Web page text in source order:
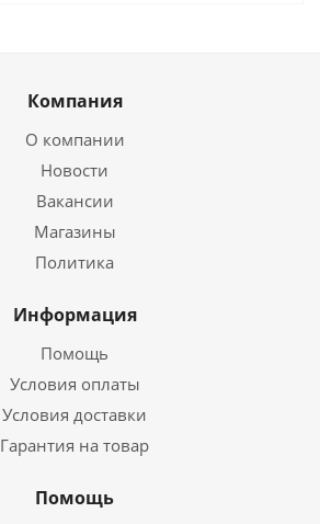
Компания
О компании
Новости
Вакансии
Магазины
Политика
Информация
Помощь
Условия оплаты
Условия доставки
Гарантия на товар
Помощь